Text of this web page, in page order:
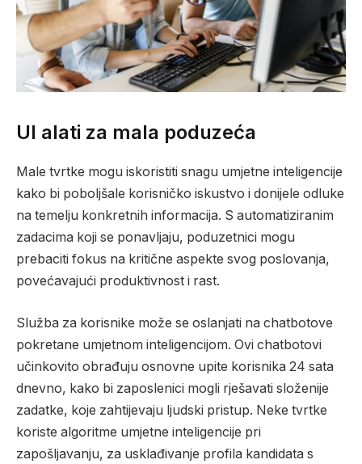
UI alati za mala poduzeća
Male tvrtke mogu iskoristiti snagu umjetne inteligencije
kako bi poboljšale korisničko iskustvo i donijele odluke
na temelju konkretnih informacija. S automatiziranim
zadacima koji se ponavljaju, poduzetnici mogu
prebaciti fokus na kritične aspekte svog poslovanja,
povećavajući produktivnost i rast.
Služba za korisnike može se oslanjati na chatbotove
pokretane umjetnom inteligencijom. Ovi chatbotovi
učinkovito obrađuju osnovne upite korisnika 24 sata
dnevno, kako bi zaposlenici mogli rješavati složenije
zadatke, koje zahtijevaju ljudski pristup. Neke tvrtke
koriste algoritme umjetne inteligencije pri
zapošljavanju, za usklađivanje profila kandidata s